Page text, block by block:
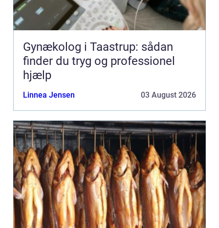
Gynækolog i Taastrup: sådan
finder du tryg og professionel
hjælp
Linnea Jensen 03 August 2026